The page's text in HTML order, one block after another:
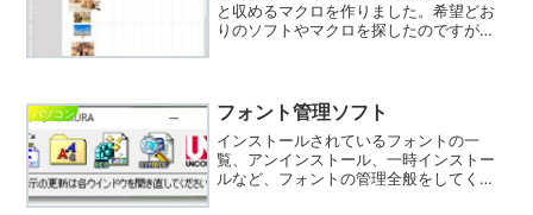
と収めるマクロを作りました。希望どお
りのソフトやマクロを探したのですが、
ると、「画像をセルに合わ...
パソコン フォント管理ソフト
インストールされているフォントの一
覧、アンインストール、一時インストー
ルなど、フォントの管理全般をしてくれ